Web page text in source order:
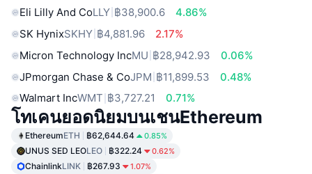
Eli Lilly And CoLLY ฿38,900.6
4.86%
SK HynixSKHY ฿4,881.96
2.17%
Micron Technology IncMU ฿28,942.93
0.06%
JPmorgan Chase & CoJPM ฿11,899.53
0.48%
Walmart IncWMT ฿3,727.21 0.71%
โทเคนยอดนิยมบนเชนEthereum
EthereumETH ฿62,644.64 0.85%
UNUS SED LEOLEO ฿322.24 0.62%
ChainlinkLINK ฿267.93 1.07%